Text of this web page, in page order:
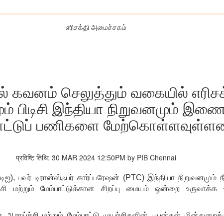
எரிசக்தி அமைச்சகம்
கவனம் செலுத்தும் வகையில்
பிடிசி இந்தியா நிறுவனமும்
பணிகளை
प्रविष्टि तिथि: 30 MAR 2024 12:50PM by PIB Chennai
பவர் டிரான்ஸ்ஃபர் கார்ப்பரேஷன் (PTC) இந்தியா
மற்றும் மேம்பாட்டுக்கான சிறப்பு மையம் ஒன்றை உருவாக்க